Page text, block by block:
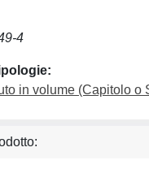
4
in volume (Capitolo o